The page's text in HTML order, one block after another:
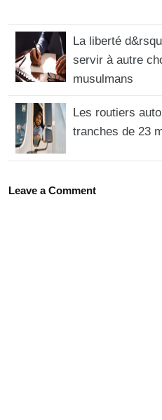
La liberté
servir à autre
musulmans
Les routiers
tranches de 23
Leave a Comment